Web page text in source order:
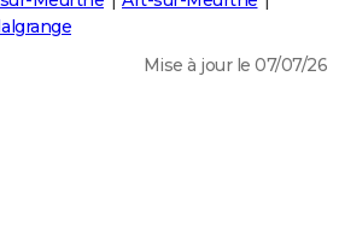
Mise à jour le 07/07/26